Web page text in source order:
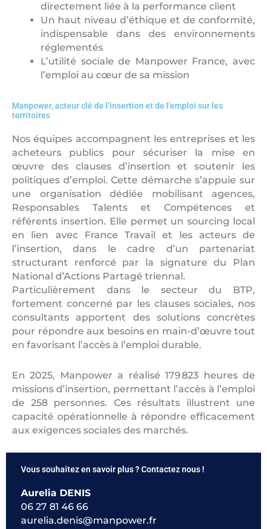
directement liée à la performance client
Un haut niveau d’éthique et de conformité,
indispensable dans des environnements
réglementés
L’utilité sociale de Manpower France, avec
l’emploi au cœur de sa mission
Manpower, acteur clé de l’insertion et de l’emploi sur les
territoires
Nos équipes accompagnent les entreprises et les
acheteurs publics pour sécuriser la mise en
œuvre des clauses d’insertion et soutenir les
politiques d’emploi. Cette démarche s’appuie sur
une organisation dédiée mobilisant agences,
Responsables Talents et Compétences et
référents insertion. Elle permet un sourcing local
en lien avec France Travail et les acteurs de
l’insertion, dans le cadre d’un partenariat
structurant renforcé par la signature du Plan
National d’Actions Partagé triennal.
Particulièrement dans le secteur du BTP,
fortement concerné par les clauses sociales, nos
consultants apportent des solutions concrètes
pour répondre aux besoins en main-d’œuvre tout
en favorisant l’accès à l’emploi durable.
En 2025, Manpower a réalisé 179 823 heures de
missions d’insertion, permettant l’accès à l’emploi
de 258 personnes. Ces résultats illustrent une
capacité opérationnelle à répondre efficacement
aux exigences sociales des marchés.
Vous souhaitez en savoir plus ? Contactez nous !
Aurelia DENIS
06 27 81 46 66
aurelia.denis@manpower.fr